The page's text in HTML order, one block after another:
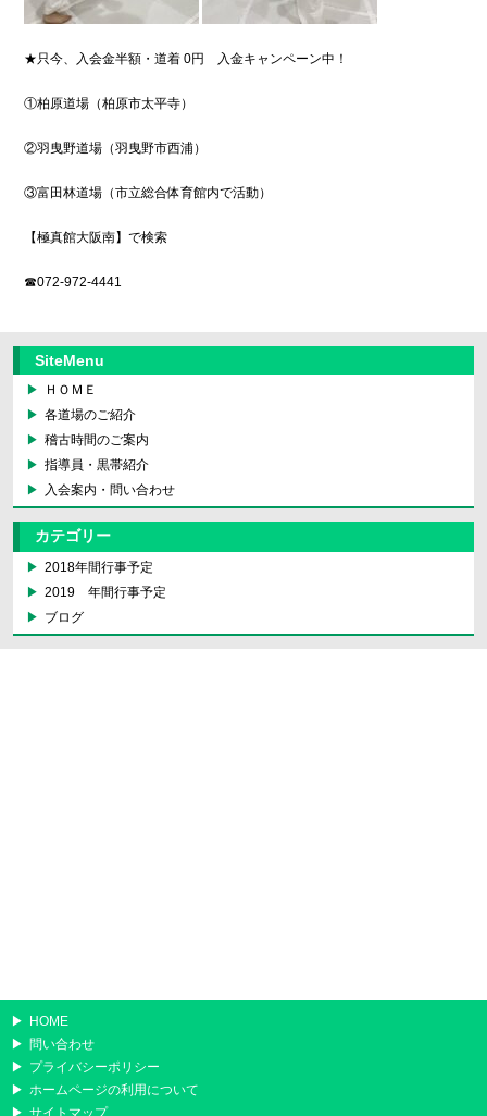
★ 只今、入会金半額・道着 0円 入金キャンペーン中！
①柏原道場（柏原市太平寺）
②羽曳野道場（羽曳野市西浦）
③富田林道場（市立総合体育館内で活動）
【極真館大阪南】で検索
☎︎072-972-4441
SiteMenu
ＨＯＭＥ
各道場のご紹介
稽古時間のご案内
指導員・黒帯紹介
入会案内・問い合わせ
カテゴリー
2018年間行事予定
2019 年間行事予定
ブログ
HOME
問い合わせ
プライバシーポリシー
ホームページの利用について
サイトマップ